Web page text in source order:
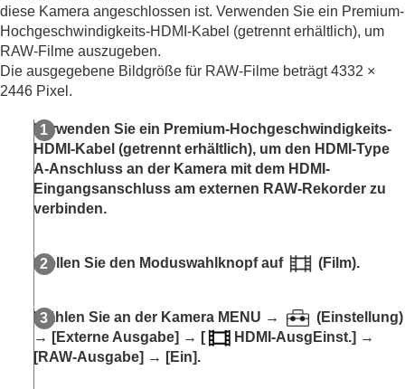
Inhalt dieses Kapitels
Auswählen des Aufnahmemodus
Fokussieren
Gesichts-/Augen-AF
Verwendung von Fokussierfunktionen
Auswählen der ISO-Empfindlichkeit
Weißabgleich
Hinzufügen von Effekten zu Bildern
Aufnehmen mit Bildfolgemodi
(Serienaufnahme/Selbstauslöser)
IntervAufn.-Funkt.
Einstellen der Bildqualität und des
Verschlusseinstellungen
Verwendung der Zoomfunktion
Blitzbenutzung
diese Kamera angeschlossen ist. Verwenden Sie ein Premium-
Hochgeschwindigkeits-HDMI-Kabel (getrennt erhältlich), um
RAW-Filme auszugeben.
Die ausgegebene Bildgröße für RAW-Filme beträgt 4332 ×
2446 Pixel.
Verwenden Sie ein Premium-Hochgeschwindigkeits-
HDMI-Kabel (getrennt erhältlich), um den HDMI-Type
A-Anschluss an der Kamera mit dem HDMI-
Eingangsanschluss am externen RAW-Rekorder zu
verbinden.
Stellen Sie den Moduswahlknopf auf (Film).
Wählen Sie an der Kamera MENU → (Einstellung)
→ [Externe Ausgabe] → [ HDMI-AusgEinst.] →
[RAW-Ausgabe] → [Ein].